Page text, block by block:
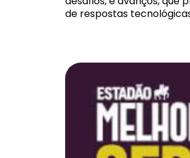
de respostas